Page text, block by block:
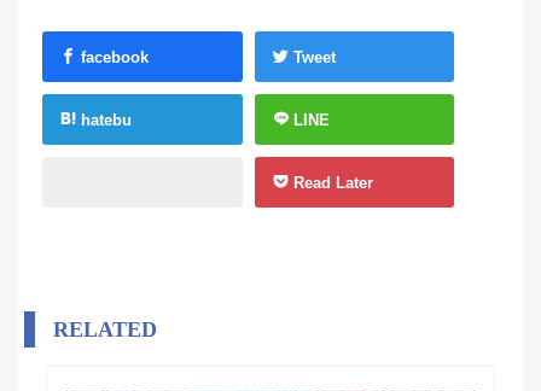
facebook Tweet
hatebu LINE
Read Later
RELATED